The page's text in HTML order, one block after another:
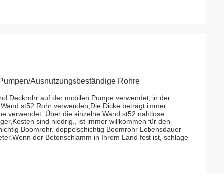
Ausnutzungsbeständige Rohre
Deckrohr auf der mobilen Pumpe verwendet, in der
st52 Rohr verwenden,Die Dicke beträgt immer
verwendet. Über die einzelne Wand st52 nahtlose
sind niedrig., ist immer willkommen für den
Boomrohr. doppelschichtig Boomrohr Lebensdauer
der Betonschlamm in Ihrem Land fest ist, schlage